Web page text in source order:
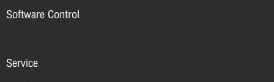
Software Control
Service